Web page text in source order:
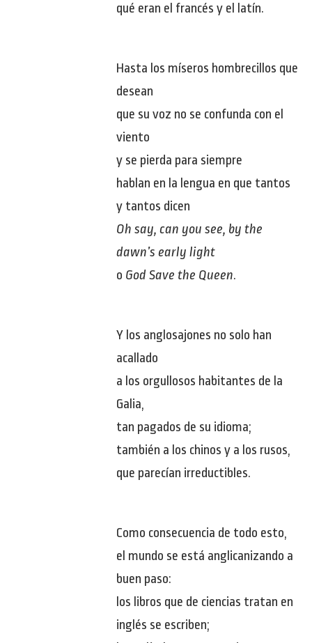
qué eran el francés y el latín.
Hasta los míseros hombrecillos que
desean
que su voz no se confunda con el
viento
y se pierda para siempre
hablan en la lengua en que tantos
y tantos dicen
Oh say, can you see, by the
dawn’s early light
o God Save the Queen.
Y los anglosajones no solo han
acallado
a los orgullosos habitantes de la
Galia,
tan pagados de su idioma;
también a los chinos y a los rusos,
que parecían irreductibles.
Como consecuencia de todo esto,
el mundo se está anglicanizando a
buen paso:
los libros que de ciencias tratan en
inglés se escriben;